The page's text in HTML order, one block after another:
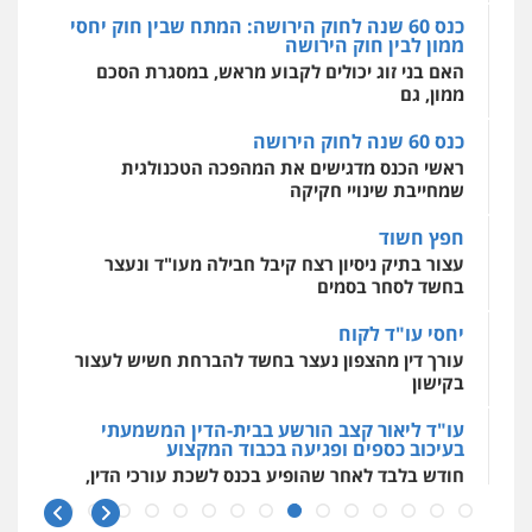
0544500346
האם בני זוג יכולים לקבוע מראש, במסגרת הסכם
ממון, גם
כנס 60 שנה לחוק הירושה
שמחייבת שינויי חקיקה
חפץ חשוד
בחשד לסחר בסמים
יחסי עו"ד לקוח
בקישון
עו"ד ליאור קצב הורשע בבית-הדין המשמעתי
חודש בלבד לאחר שהופיע בכנס לשכת עורכי הדין,
קצב הורשע
10 מיליון